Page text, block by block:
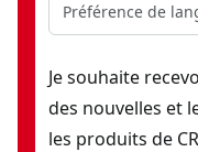
Préférence de
Je souhaite
des nouvelles et
les produits de